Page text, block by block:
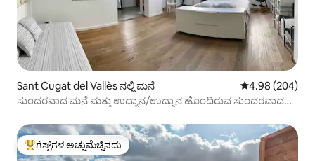
Sant Cugat del Vallès ನಲ್ಲಿ ಮನೆ 5 ರಲ್ಲಿ 4.98
4.98 (204)
ಸುಂದರವಾದ ಮನೆ ಮತ್ತು ಉದ್ಯಾನ/ಉದ್ಯಾನ ಹೊಂದಿರುವ ಸುಂದರವಾದ
ಗೆಸ್ಟ್‌ಗಳಿಗೆ ಅತಿ ಹೆಚ್ಚು ಅಚ್ಚುಮೆಚ್ಚಿನದು
ಗೆಸ್ಟ್‌ಗಳ ಅಚ್ಚುಮೆಚ್ಚಿನದು